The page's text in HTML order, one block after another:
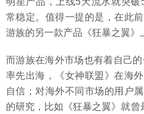
常稳定。值得一提的是，在此
游族的另一款产品《狂暴之翼》
而游族在海外市场也有着自己
率先出海，《女神联盟》在海
自信；对海外不同市场的用户
的研究，比如《狂暴之翼》就